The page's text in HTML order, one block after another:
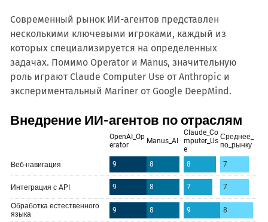
Современный рынок ИИ-агентов представлен
несколькими ключевыми игроками, каждый из
которых специализируется на определенных
задачах. Помимо Operator и Manus, значительную
роль играют Claude Computer Use от Anthropic и
экспериментальный Mariner от Google DeepMind.